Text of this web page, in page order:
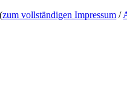
(zum vollständigen Impressum /